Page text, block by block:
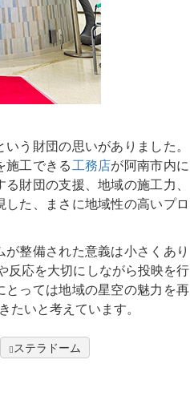
う財団の思いがありました。
施工できる工務店が阿南市内に
財団の支援、地域の施工力、
た、まさに地域性の高いプロ
整備された意義は小さくあり
反応を大切にしながら投映を行
っては地域の星空の魅力を再
いと考えています。
ステラドーム